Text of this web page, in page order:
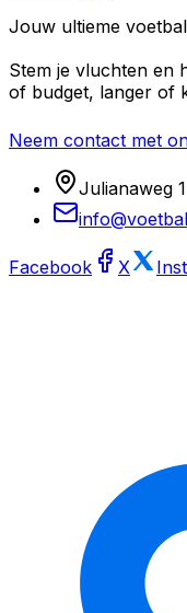
Jouw ultieme
Stem je vluchten en
of budget, langer of
Neem contact met
Julianaweg
Facebook X